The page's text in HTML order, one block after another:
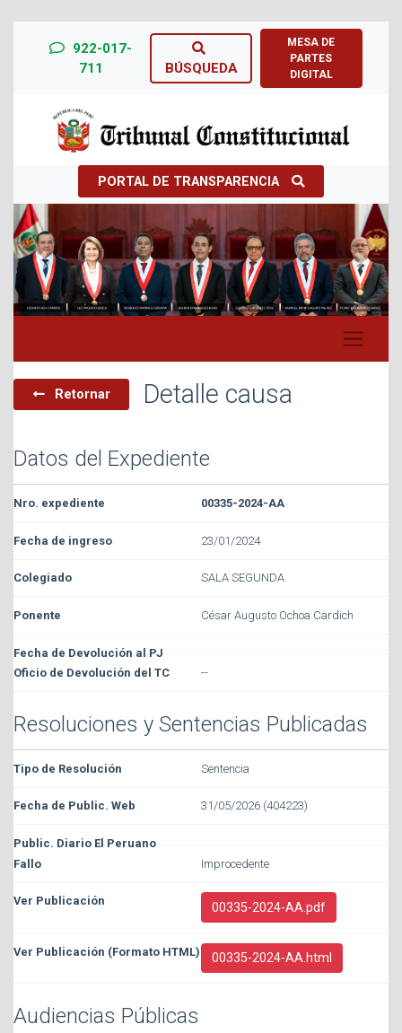
922-017-
711
BÚSQUEDA
MESA DE
PARTES
DIGITAL
PORTAL DE TRANSPARENCIA
Previous Next
Retornar Detalle causa
Datos del Expediente
00335-2024-AA
23/01/2024
SALA SEGUNDA
César Augusto Ochoa Cardich
--
Resoluciones y Sentencias Publicadas
Sentencia
31/05/2026 (404223)
Improcedente
00335-2024-AA.pdf
00335-2024-AA.html
Audiencias Públicas